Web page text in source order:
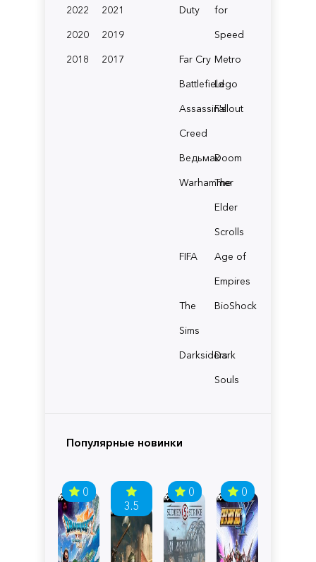
2022
2021
2020
2019
2018
2017
Duty
for
Speed
Far Cry Metro
BattlefieldLego
Assassin's
Creed
Fallout
ВедьмакDoom
Warhammer
The
Elder
Scrolls
FIFA
Age of
Empires
The
Sims
BioShock
Darksiders
Dark
Souls
Популярные новинки
0
3.5
0 0